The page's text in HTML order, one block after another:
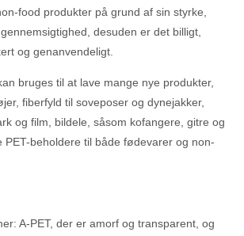
food produkter på grund af sin styrke,
desuden er det billigt,
og genanvendeligt.
bruges til at lave mange nye produkter,
fiberfyld til soveposer og dynejakker,
og film, bildele, såsom kofangere, gitre og
PET-beholdere til både fødevarer og non-
A-PET, der er amorf og transparent, og